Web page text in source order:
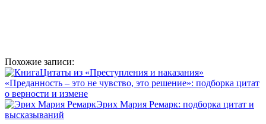
Похожие записи:
Цитаты из «Преступления и наказания»
«Преданность – это не чувство, это решение»: подборка цитат
о верности и измене
Эрих Мария Ремарк: подборка цитат и
высказываний